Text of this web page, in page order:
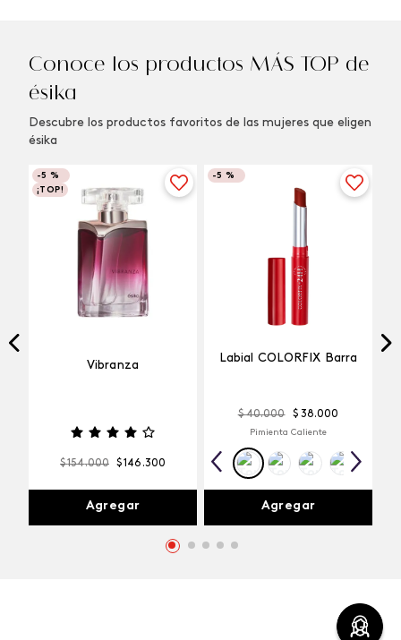
Conoce los productos MÁS TOP de
ésika
Descubre los productos favoritos de las mujeres que eligen
ésika
-5 %
¡TOP!
Vibranza
$154.000 $146 .300
Agregar
-5 %
Labial COLORFIX Barra
$ 40.000 $ 38.000
Pimienta Caliente
Agregar